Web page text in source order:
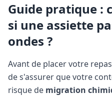
Guide pratique :
si une assiette
ondes ?
Avant de placer votre
de s'assurer que votre
risque de migration